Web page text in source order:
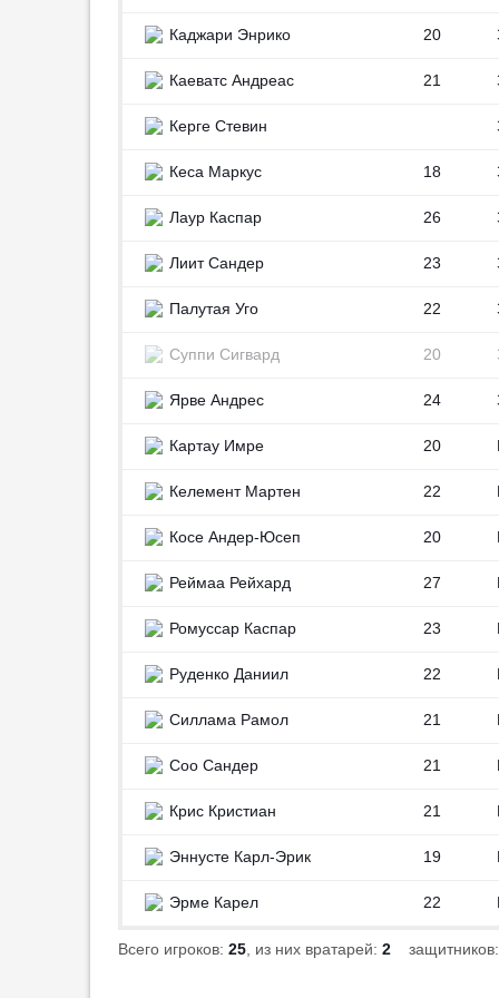
Талалаев сообщил, что два
игрока «Балтики» пропустят
ближайшие матчи
10:35
о трансфере Гимарайнса в
10:01
2
«Наполи» проявляет интерес
к Габриэлу Жезусу
09:39
2
трансфер защитника «Райо
09:35
2
«Динамо» ведёт
форварда «Лацио»
КДК РФС дисквалифицировал
месяц
злоупотреблении властью
00:48
1
товарищеский матч в Марокко
23:58
футболку Возинье на
23:48
3
«Монако» с Головиным обыграл
«Хетафе» в дебютном матче
23:08
1
Каджари Энрико 20
Каеватс Андреас 21
Керге Стевин
Кеса Маркус 18
Лаур Каспар 26
Лиит Сандер 23
Палутая Уго 22
Суппи Сигвард 20
Ярве Андрес 24
Картау Имре 20
Келемент Мартен 22
Косе Андер-Юсеп 20
Реймаа Рейхард 27
Ромуссар Каспар 23
Руденко Даниил 22
Силлама Рамол 21
Соо Сандер 21
Крис Кристиан 21
Эннусте Карл-Эрик 19
Эрме Карел 22
Всего игроков: 25, из них вратарей: 2 защитников: